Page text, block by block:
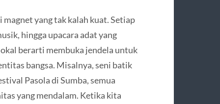
yang tak kalah kuat. Setiap
hingga upacara adat yang
berarti membuka jendela untuk
bangsa. Misalnya, seni batik
Pasola di Sumba, semua
yang mendalam. Ketika kita